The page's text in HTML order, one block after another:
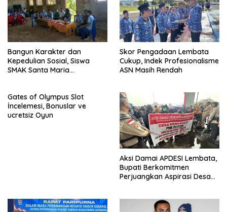
Bangun Karakter dan
Kepedulian Sosial, Siswa
SMAK Santa Maria
Skor Pengadaan Lembata
Cukup, Indek Profesionalisme
ASN Masih Rendah
Gates of Olympus Slot
İncelemesi, Bonuslar ve
ucretsiz Oyun
Aksi Damai APDESI Lembata,
Bupati Berkomitmen
Perjuangkan Aspirasi Desa